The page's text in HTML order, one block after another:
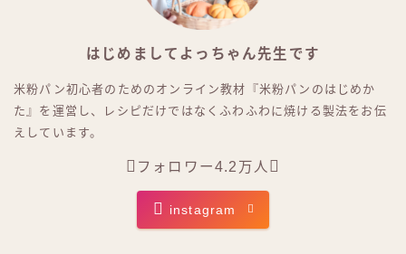
はじめましてよっちゃん先生です
米粉パン初心者のためのオンライン教材『米粉パンのはじめか
た』を運営し、レシピだけではなくふわふわに焼ける製法をお伝
えしています。
フォロワー4.2万人
instagram